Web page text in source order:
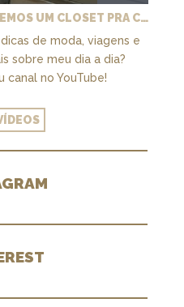
EP. 6: A SAGA DA CASA - TEMOS UM CLOSET PRA CHAMAR DE NOSSO + MARCENARIA E PAISAGISMO
de moda, viagens e
sobre meu dia a dia?
canal no YouTube!